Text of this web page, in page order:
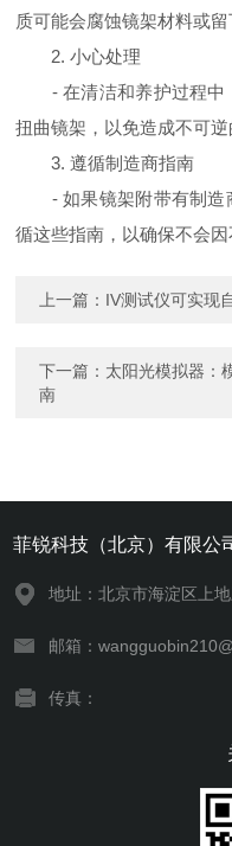
质可能会腐蚀镜架材料或留
2. 小心处理
- 在清洁和养护过程中
扭曲镜架，以免造成不可逆
3. 遵循制造商指南
- 如果镜架附带有制造
循这些指南，以确保不会因
上一篇： IV测试仪可实现
下一篇： 太阳光模拟器：
南
菲锐科技（北京）有限公
地址：北京市海淀区上
邮箱：
传真：